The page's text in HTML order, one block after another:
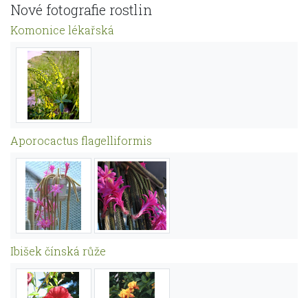
Nové fotografie rostlin
Komonice lékařská
Aporocactus flagelliformis
Ibišek čínská růže